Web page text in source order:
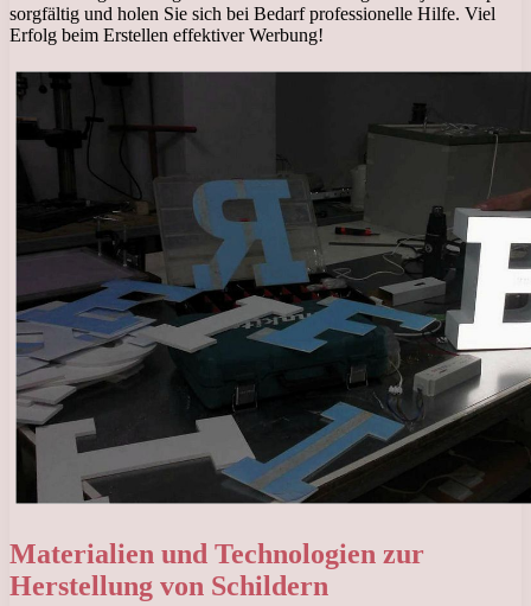
sorgfältig und holen Sie sich bei Bedarf professionelle Hilfe. Viel
Erfolg beim Erstellen effektiver Werbung!
Materialien und Technologien zur
Herstellung von Schildern